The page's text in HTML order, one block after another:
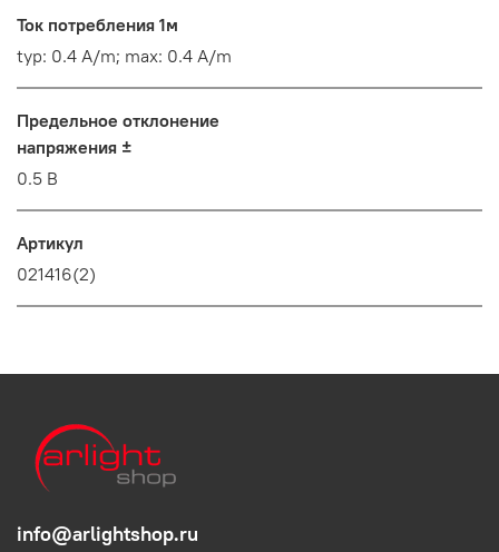
Ток потребления 1м
typ: 0.4 A/m; max: 0.4 A/m
Предельное отклонение
напряжения ±
0.5 В
Артикул
021416(2)
info@arlightshop.ru